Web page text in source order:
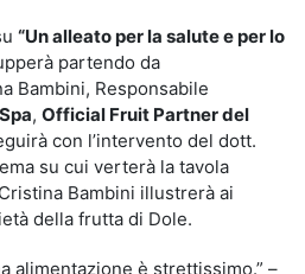
“Un alleato per la salute e per lo
partendo da
Bambini, Responsabile
, Official Fruit Partner del
con l’intervento del dott.
su cui verterà la tavola
Bambini illustrerà ai
della frutta di Dole.
alimentazione è strettissimo.” –